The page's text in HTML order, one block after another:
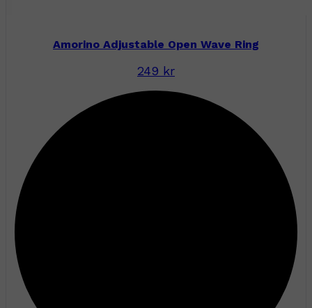
Amorino Adjustable Open Wave Ring
249 kr